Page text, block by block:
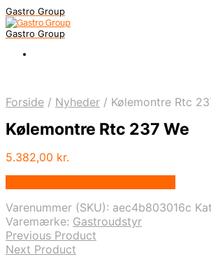
Gastro Group
Gastro Group
Forside / Nyheder / Kølemontre Rtc
Kølemontre Rtc 237 We
5.382,00 kr.
Varenummer (SKU): aec4b803016c
Varemærke: Gastroudstyr
Previous Product
Next Product